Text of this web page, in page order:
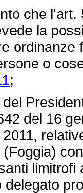
che l'art.
la
o
;
del 16